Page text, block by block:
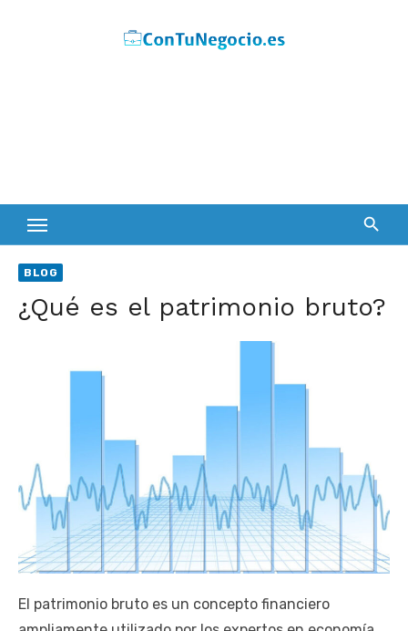
BLOG
¿Qué es el patrimonio bruto?
El patrimonio bruto es un concepto financiero